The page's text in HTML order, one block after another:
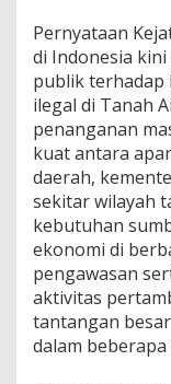
Pernyataan
di Indonesia
publik terhadap
ilegal di Tanah
penanganan
kuat antara
daerah,
sekitar wilayah
kebutuhan
ekonomi di
pengawasan
aktivitas
tantangan
dalam